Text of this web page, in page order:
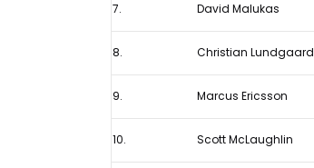
7. David Malukas
8. Christian Lundgaard
9. Marcus Ericsson
10. Scott McLaughlin